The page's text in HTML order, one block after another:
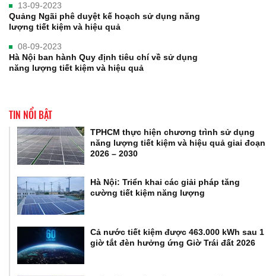
13-09-2023
Quảng Ngãi phê duyệt kế hoạch sử dụng năng
lượng tiết kiệm và hiệu quả
08-09-2023
Hà Nội ban hành Quy định tiêu chí về sử dụng
năng lượng tiết kiệm và hiệu quả
TIN NỔI BẬT
TPHCM thực hiện chương trình sử dụng
năng lượng tiết kiệm và hiệu quả giai đoạn
2026 – 2030
Hà Nội: Triển khai các giải pháp tăng
cường tiết kiệm năng lượng
Cả nước tiết kiệm được 463.000 kWh sau 1
giờ tắt đèn hưởng ứng Giờ Trái đất 2026